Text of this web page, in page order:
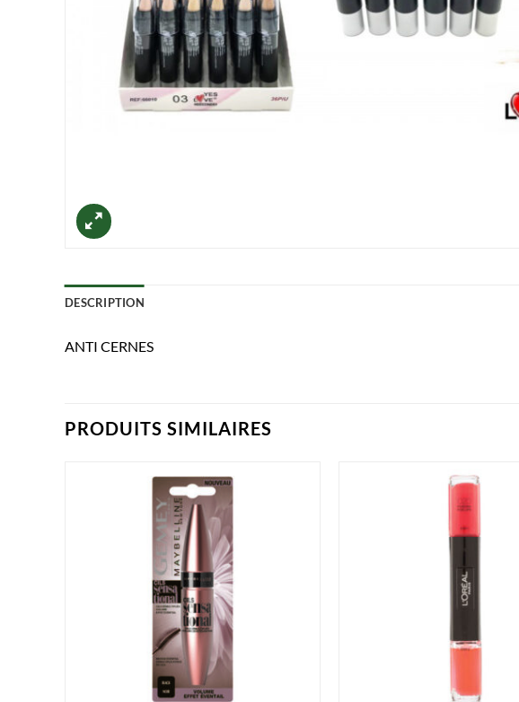
DESCRIPTION
ANTI CERNES
PRODUITS SIMILAIRES